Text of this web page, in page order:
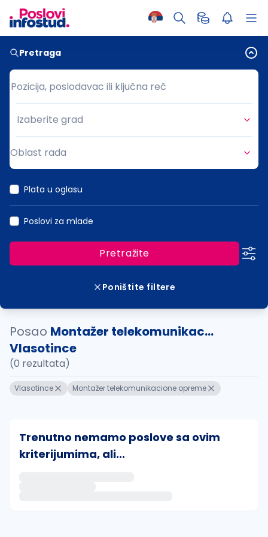
Pretraga
Pozicija, poslodavac ili ključna reč
Pozicija, poslodavac ili ključna reč
Grad
Izaberite grad
Oblast rada
Plata u oglasu
Poslovi za mlade
Pretražite
Poništite filtere
Posao Montažer telekomunikac...
Vlasotince
(0 rezultata)
Vlasotince Montažer telekomunikacione opreme
Trenutno nemamo poslove sa ovim
kriterijumima, ali...